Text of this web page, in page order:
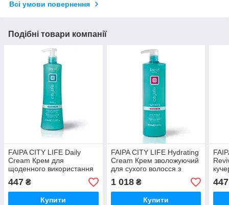
Всі умови повернення
Подібні товари компанії
FAIPA CITY LIFE Daily
Cream Крем для
щоденного використання
для всіх типів волосся з
Аргном pH3.0, 375мл
(Оригінал)
447 ₴
Купити
FAIPA CITY LIFE Hydrating
Cream Крем зволожуючий
для сухого волосся з
Арганом pH3.0, 1л
(Оригінал)
1 018₴
Купити
447